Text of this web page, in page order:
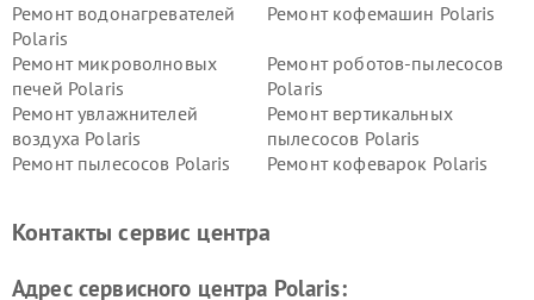
Ремонт водонагревателей
Polaris
Ремонт кофемашин Polaris
Ремонт микроволновых
печей Polaris
Ремонт роботов-пылесосов
Polaris
Ремонт увлажнителей
воздуха Polaris
Ремонт вертикальных
пылесосов Polaris
Ремонт пылесосов Polaris
Ремонт кофеварок Polaris
Контакты сервис центра
Адрес сервисного центра Polaris: